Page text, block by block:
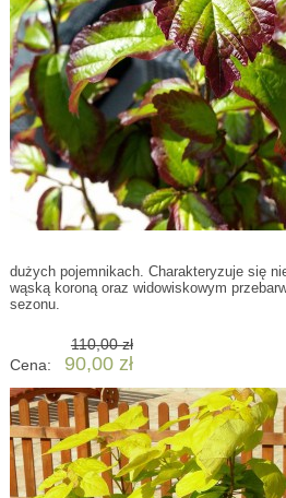
dużych pojemnikach. Charakteryzuje się
wąską koroną oraz widowiskowym
sezonu.
110,00 zł
Cena:
90,00 zł